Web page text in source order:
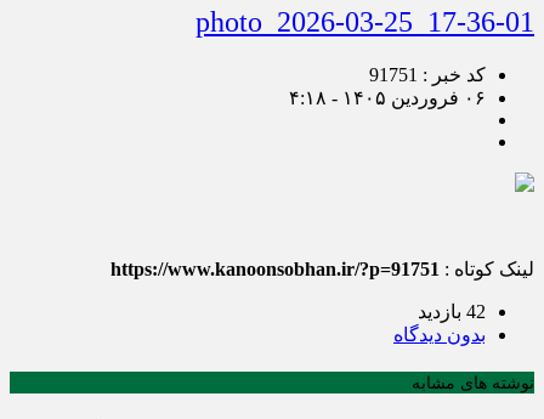
photo_2026-03-25_17-36-01
کد خبر : 91751
۰۶ فروردین ۱۴۰۵ - ۴:۱۸
لینک کوتاه : https://www.kanoonsobhan.ir/?p=91751
42 بازدید
بدون دیدگاه
نوشته های مشابه